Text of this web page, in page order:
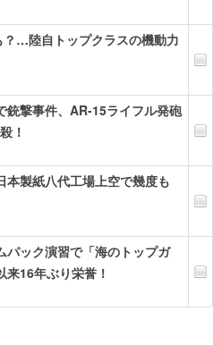
…陸自トップクラスの機動力
銃撃事件、AR-15ライフル発砲
！
製紙八代工場上空で幾度も
パック演習で「海のトップガ
16年ぶり栄誉！